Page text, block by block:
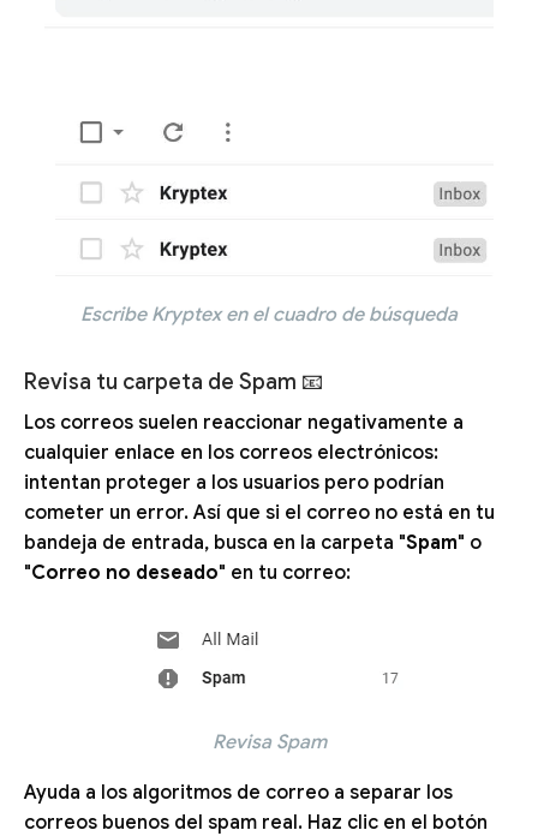
Escribe Kryptex en el cuadro de búsqueda
Revisa tu carpeta de Spam 📧
Los correos suelen reaccionar negativamente a
cualquier enlace en los correos electrónicos:
intentan proteger a los usuarios pero podrían
cometer un error. Así que si el correo no está en tu
bandeja de entrada, busca en la carpeta "Spam" o
"Correo no deseado" en tu correo:
Revisa Spam
Ayuda a los algoritmos de correo a separar los
correos buenos del spam real. Haz clic en el botón